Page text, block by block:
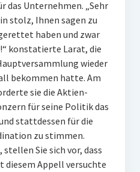
das Unternehmen. „Sehr
stolz, Ihnen sagen zu
haben und zwar
konstatierte Larat, die
wieder
bekommen hatte. Am
sie die Aktien-
für seine Politik das
stattdessen für die
zu stimmen.
stellen Sie sich vor, dass
diesem Appell versuchte